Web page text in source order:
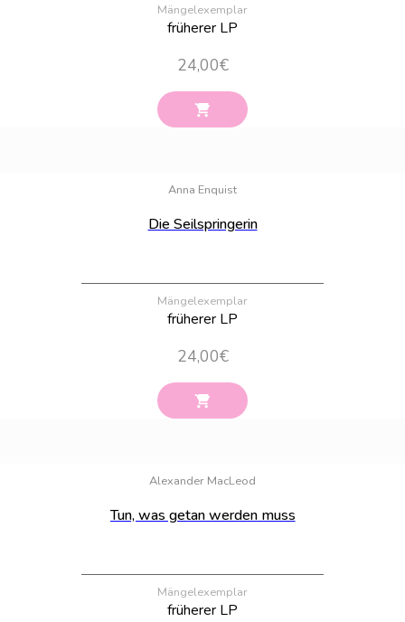
Mängelexemplar
früherer LP
24,00€
Anna Enquist
Die Seilspringerin
Mängelexemplar
früherer LP
24,00€
Alexander MacLeod
Tun, was getan werden muss
Mängelexemplar
früherer LP